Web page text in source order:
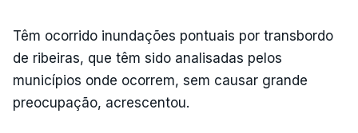
Têm ocorrido inundações pontuais por transbordo
de ribeiras, que têm sido analisadas pelos
municípios onde ocorrem, sem causar grande
preocupação, acrescentou.